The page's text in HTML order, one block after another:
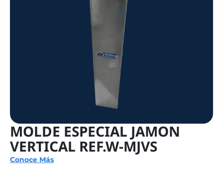
MOLDE ESPECIAL JAMON
VERTICAL REF.W-MJVS
Conoce Más